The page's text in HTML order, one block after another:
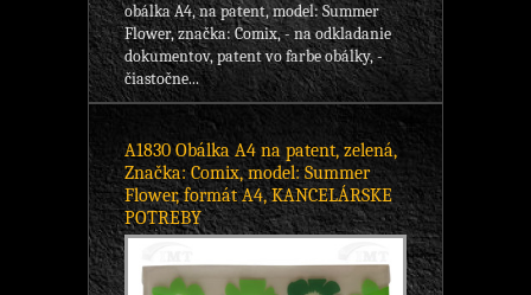
obálka A4, na patent, model: Summer
Flower, značka: Comix, - na odkladanie
dokumentov, patent vo farbe obálky, -
čiastočne...
A1830 Obálka A4 na patent, zelená,
Značka: Comix, model: Summer
Flower, formát A4, KANCELÁRSKE
POTREBY